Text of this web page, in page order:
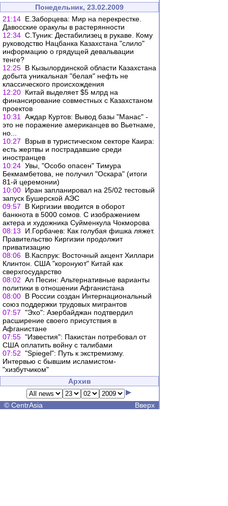
Понедельник, 23.02.2009
21:14 Е.Заборцева: Мир на перекрестке.
Давосские оракулы в растерянности
12:34 С.Туник: Дестабилизец в рукаве. Кому
руководство Нацбанка Казахстана "слило"
информацию о грядущей девальвации
тенге?
12:25 В Кызылординской области Казахстана
добыта уникальная "белая" нефть не
классического происхождения
12:20 Китай выделяет $5 млрд на
финансирование совместных с Казахстаном
проектов
10:31
Аждар Куртов: Вывод базы "Манас" -
это не поражение американцев во Вьетнаме,
но...
10:27
Взрыв в туристическом секторе Каира:
есть жертвы и пострадавшие среди
иностранцев
10:24 Увы, "Особо опасен" Тимура
Бекмамбетова, не получил "Оскара" (итоги
81-й церемонии)
10:00 Иран запланировал на 25/02 тестовый
запуск Бушерской АЭС
09:57
В Киргизии вводится в оборот
банкнота в 5000 сомов. С изображением
актера и художника Суйменкула Чокморова
08:13
И.Горбачев: Как голубая фишка ляжет.
Правительство Киргизии продолжит
приватизацию
08:06 В.Каспрук: Восточный акцент Хиллари
Клинтон. США "коронуют" Китай как
сверхгосударство
08:02 Ал Песин: Альтернативные варианты
политики в отношении Афганистана
08:00 В России создан Интернациональный
союз поддержки трудовых мигрантов
07:57 "Эхо": Азербайджан подтвердил
расширение своего присутствия в
Афганистане
07:55 "Известия": Пакистан потребовал от
США оплатить войну с талибами
07:52 "Spiegel": Путь к экстремизму.
Интервью с бывшим исламистом-
"хизбутчиком"
Архив
© CentrAsia Вверх